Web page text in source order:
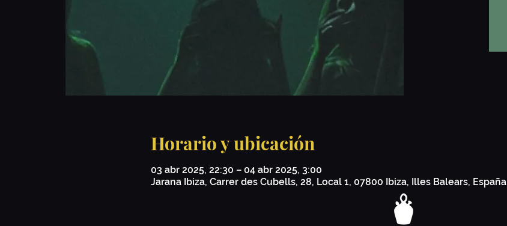
Horario y ubicación
03 abr 2025, 22:30 – 04 abr 2025, 3:00
Jarana Ibiza, Carrer des Cubells, 28, Local 1, 07800 Ibiza, Illes Balears, España